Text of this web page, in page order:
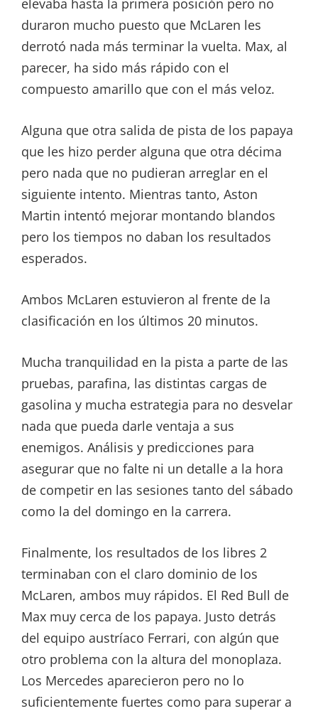
duraron mucho puesto que McLaren les
derrotó nada más terminar la vuelta. Max, al
parecer, ha sido más rápido con el
compuesto amarillo que con el más veloz.
Alguna que otra salida de pista de los papaya
que les hizo perder alguna que otra décima
pero nada que no pudieran arreglar en el
siguiente intento. Mientras tanto, Aston
Martin intentó mejorar montando blandos
pero los tiempos no daban los resultados
esperados.
Ambos McLaren estuvieron al frente de la
clasificación en los últimos 20 minutos.
Mucha tranquilidad en la pista a parte de las
pruebas, parafina, las distintas cargas de
gasolina y mucha estrategia para no desvelar
nada que pueda darle ventaja a sus
enemigos. Análisis y predicciones para
asegurar que no falte ni un detalle a la hora
de competir en las sesiones tanto del sábado
como la del domingo en la carrera.
Finalmente, los resultados de los libres 2
terminaban con el claro dominio de los
McLaren, ambos muy rápidos. El Red Bull de
Max muy cerca de los papaya. Justo detrás
del equipo austríaco Ferrari, con algún que
otro problema con la altura del monoplaza.
Los Mercedes aparecieron pero no lo
suficientemente fuertes como para superar a